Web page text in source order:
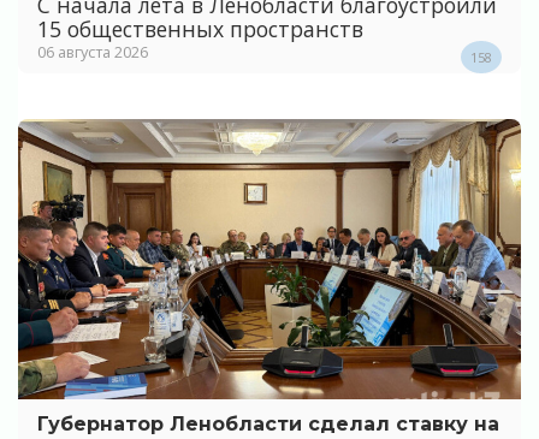
15 общественных пространств
06 августа 2026 158
Губернатор Ленобласти сделал ставку на